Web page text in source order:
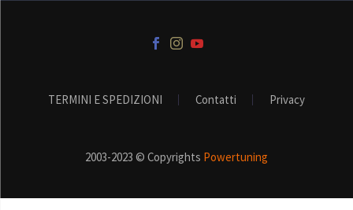
TERMINI E SPEDIZIONI Contatti Privacy
2003-2023 © Copyrights Powertuning